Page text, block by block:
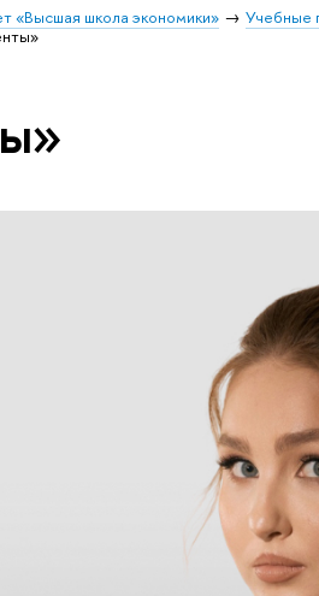
«Высшая школа экономики» Учебные